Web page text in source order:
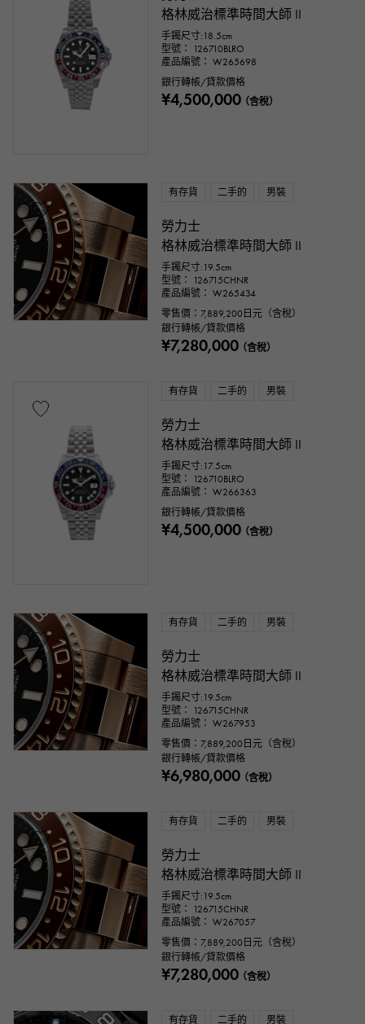
格林威治標準時間大師 II
手鐲尺寸:18.5cm
型號： 126710BLRO
產品編號： W265698
銀行轉帳/貸款價格
¥4,500,000（含稅）
有存貨 二手的 男裝
勞力士
格林威治標準時間大師 II
手鐲尺寸:19.5cm
型號： 126715CHNR
產品編號： W265434
零售價： 7,889,200 日元（含稅）
銀行轉帳/貸款價格
¥7,280,000（含稅）
有存貨 二手的 男裝
勞力士
格林威治標準時間大師 II
手鐲尺寸:17.5cm
型號： 126710BLRO
產品編號： W266363
銀行轉帳/貸款價格
¥4,500,000（含稅）
有存貨 二手的 男裝
勞力士
格林威治標準時間大師 II
手鐲尺寸:19.5cm
型號： 126715CHNR
產品編號： W267953
零售價： 7,889,200 日元（含稅）
銀行轉帳/貸款價格
¥6,980,000（含稅）
有存貨 二手的 男裝
勞力士
格林威治標準時間大師 II
手鐲尺寸:19.5cm
型號： 126715CHNR
產品編號： W267057
零售價： 7,889,200 日元（含稅）
銀行轉帳/貸款價格
¥7,280,000（含稅）
有存貨 二手的 男裝